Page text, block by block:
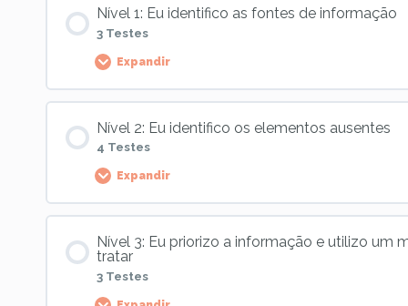
Nível 1: Eu identifico as fontes de informação
3 Testes
Expandir
Competência 5, Nível 1 : Atividade 2
Nível 2: Eu identifico os elementos ausentes
4 Testes
Expandir
Nível 3: Eu priorizo a informação e utilizo um
tratar
3 Testes